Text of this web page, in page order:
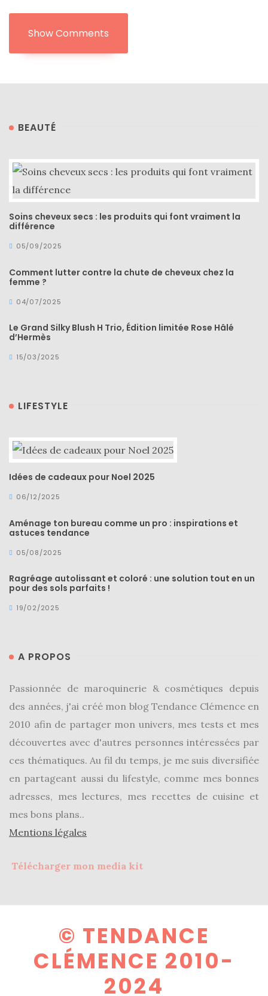
Show Comments
BEAUTÉ
Soins cheveux secs : les produits qui font vraiment la
différence
05/09/2025
Comment lutter contre la chute de cheveux chez la
femme ?
04/07/2025
Le Grand Silky Blush H Trio, Édition limitée Rose Hâlé
d’Hermès
15/03/2025
LIFESTYLE
Idées de cadeaux pour Noel 2025
06/12/2025
Aménage ton bureau comme un pro : inspirations et
astuces tendance
05/08/2025
Ragréage autolissant et coloré : une solution tout en un
pour des sols parfaits !
19/02/2025
A PROPOS
Passionnée de maroquinerie & cosmétiques depuis
des années, j'ai créé mon blog Tendance Clémence en
2010 afin de partager mon univers, mes tests et mes
découvertes avec d'autres personnes intéressées par
ces thématiques. Au fil du temps, je me suis diversifiée
en partageant aussi du lifestyle, comme mes bonnes
adresses, mes lectures, mes recettes de cuisine et
mes bons plans..
Mentions légales
Télécharger mon media kit
© TENDANCE
CLÉMENCE 2010-
2024